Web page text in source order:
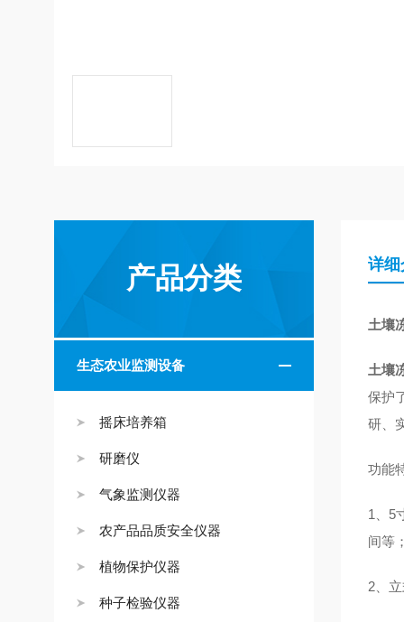
产品分类
生态农业监测设备
摇床培养箱
研磨仪
气象监测仪器
农产品品质安全仪器
植物保护仪器
种子检验仪器
详细
土壤
土壤
保护
研、
功能
1、5
间等
2、